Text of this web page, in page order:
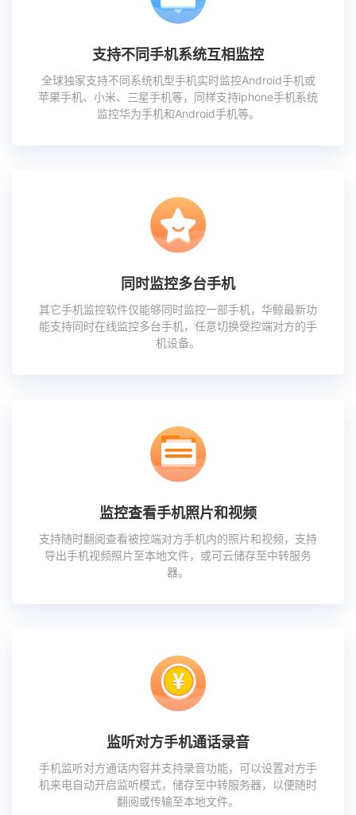
支持不同手机系统互相监控
全球独家支持不同系统机型手机实时监控Android手机或
苹果手机、小米、三星手机等，同样支持iphone手机系统
监控华为手机和Android手机等。
同时监控多台手机
其它手机监控软件仅能够同时监控一部手机，华鲸最新功
能支持同时在线监控多台手机，任意切换受控端对方的手
机设备。
监控查看手机照片和视频
支持随时翻阅查看被控端对方手机内的照片和视频，支持
导出手机视频照片至本地文件，或可云储存至中转服务
器。
监听对方手机通话录音
手机监听对方通话内容并支持录音功能，可以设置对方手
机来电自动开启监听模式，储存至中转服务器，以便随时
翻阅或传输至本地文件。